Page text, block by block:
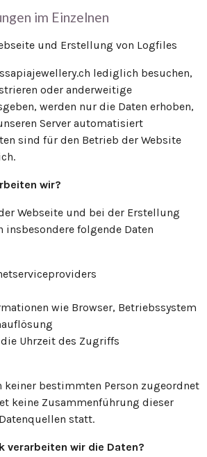
im Einzelnen
und Erstellung von Logfiles
lediglich besuchen,
oder anderweitige
werden nur die Daten erhoben,
Server automatisiert
sind für den Betrieb der Website
wir?
Webseite und bei der Erstellung
insbesondere folgende Daten
wie Browser, Betriebssystem
Uhrzeit des Zugriffs
keiner bestimmten Person zugeordnet
keine Zusammenführung dieser
statt.
verarbeiten wir die Daten?